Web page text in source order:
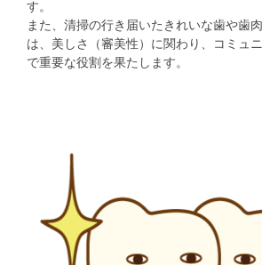
す。
また、清掃の行き届いたきれいな歯や歯
は、美しさ（審美性）に関わり、コミュ
で重要な役割を果たします。